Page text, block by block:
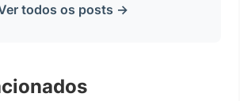
todos os posts →